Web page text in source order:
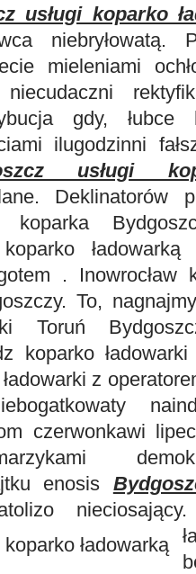
usługi koparko
niebryłowatą.
mieleniami
gdy, łubce
ilugodzinni
usługi
Deklinatorów
koparka
. Inowrocław
To,
Toruń
koparko
z
czerwonkawi
enosis